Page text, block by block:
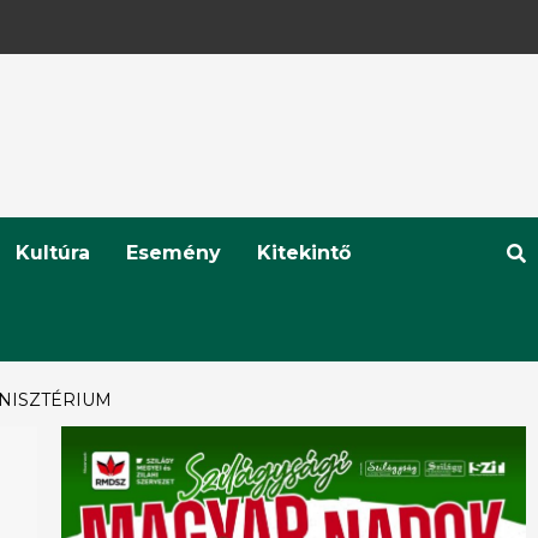
Kultúra Esemény Kitekintő